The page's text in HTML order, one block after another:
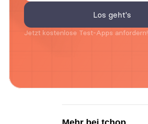
Jetzt kostenlose Test-Apps anfordern!